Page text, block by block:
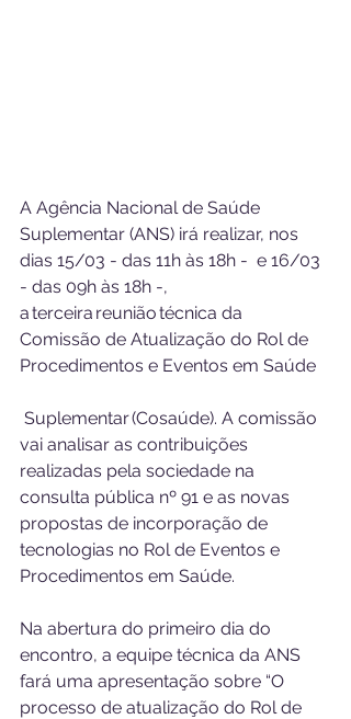
A Agência Nacional de Saúde
Suplementar (ANS) irá realizar, nos
dias 15/03 - das 11h às 18h -  e 16/03
- das 09h às 18h -,
a terceira reunião técnica da
Comissão de Atualização do Rol de
Procedimentos e Eventos em Saúde
vai analisar as contribuições
realizadas pela sociedade na
consulta pública nº 91 e as novas
propostas de incorporação de
tecnologias no Rol de Eventos e
Procedimentos em Saúde.
Na abertura do primeiro dia do
encontro, a equipe técnica da ANS
fará uma apresentação sobre “O
processo de atualização do Rol de